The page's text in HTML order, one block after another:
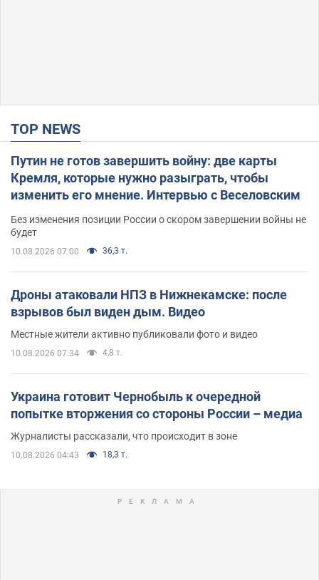
TOP NEWS
Путин не готов завершить войну: две карты
Кремля, которые нужно разыграть, чтобы
изменить его мнение. Интервью с Веселовским
Без изменения позиции России о скором завершении войны не
будет
10.08.2026 07:00 36,3 т.
Дроны атаковали НПЗ в Нижнекамске: после
взрывов был виден дым. Видео
Местные жители активно публиковали фото и видео
10.08.2026 07:34 4,8 т.
Украина готовит Чернобыль к очередной
попытке вторжения со стороны России – медиа
Журналисты рассказали, что происходит в зоне
10.08.2026 04:43 18,3 т.